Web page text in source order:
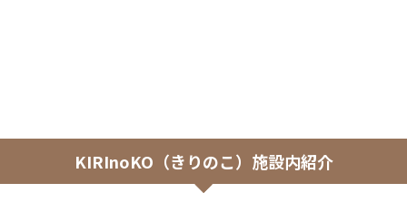
KIRInoKO（きりのこ）施設内紹介